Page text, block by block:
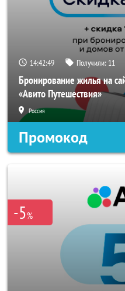
14:42:48 Получили: 11
Бронирование жилья на
«Авито Путешествия»
Россия
Промокод
-5%